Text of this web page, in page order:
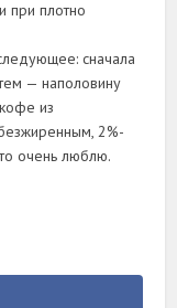
при плотно
сначала
— наполовину
из
2%-
очень люблю.